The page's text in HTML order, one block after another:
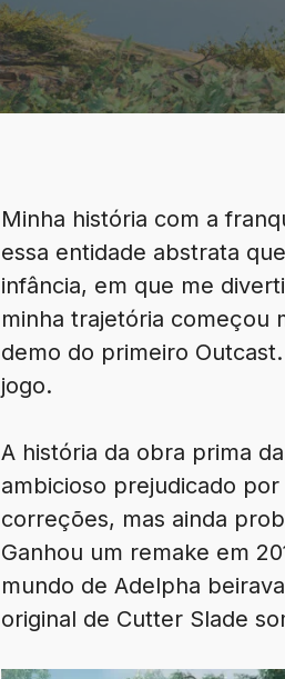
Minha história com a
essa entidade abstrata
infância, em que me
minha trajetória começou
demo do primeiro
jogo.
A história da obra prima
ambicioso prejudicado
correções, mas ainda
Ganhou um remake em
mundo de Adelpha
original de Cutter Slade